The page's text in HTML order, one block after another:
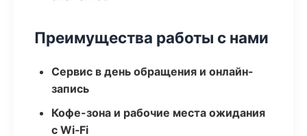
Преимущества работы с нами
Сервис в день обращения и онлайн-
запись
Кофе-зона и рабочие места ожидания
с Wi‑Fi